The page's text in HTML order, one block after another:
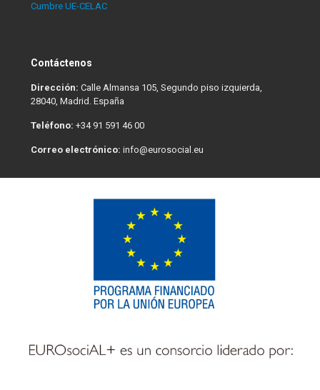
Cumbre UE-CELAC
Contáctenos
Dirección: Calle Almansa 105, Segundo piso izquierda,
28040, Madrid. España
Teléfono: +34 91 591 46 00
Correo electrónico: info@eurosocial.eu